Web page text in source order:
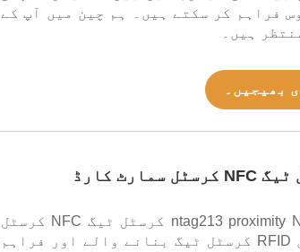
فراہم کر سکتے ہیں۔ ہم چین میں آپ کے
ہیں۔
بھیجیں۔
یہ nfc کرسٹل کارڈ ntag213 proximity NFC RFID کرسٹل ٹیگ NFC کرسٹل
سمارٹ کارڈ ہے۔ ہم چین میں RFID کرسٹل ٹیگ بنانے والے اور فراہم